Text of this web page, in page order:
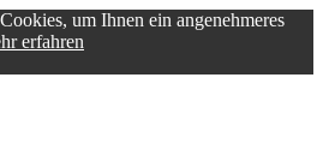
um Ihnen ein angenehmeres
erfahren